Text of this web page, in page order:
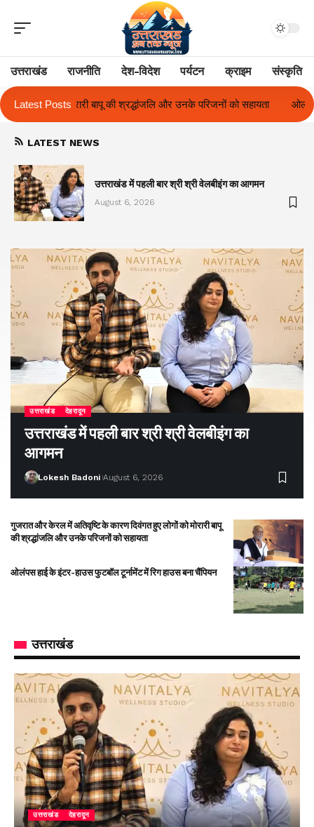
उत्तराखंड राजनीति देश-विदेश पर्यटन क्राइम संस्कृति
Latest Posts
को सहायता ओलंपस हाई के इंटर-हाउस फुटबॉल टूर्नामेंट में रिग हाउस
LATEST NEWS
उत्तराखंड में पहली बार श्री श्री वेलबीइंग का आगमन
August 6, 2026
उत्तराखंड देहरादून
उत्तराखंड में पहली बार श्री श्री वेलबीइंग का
आगमन
Lokesh Badoni August 6, 2026
गुजरात और केरल में अतिवृष्टि के कारण दिवंगत हुए लोगों को मोरारी बापू
की श्रद्धांजलि और उनके परिजनों को सहायता
ओलंपस हाई के इंटर-हाउस फुटबॉल टूर्नामेंट में रिग हाउस बना चैंपियन
उत्तराखंड
उत्तराखंड देहरादून